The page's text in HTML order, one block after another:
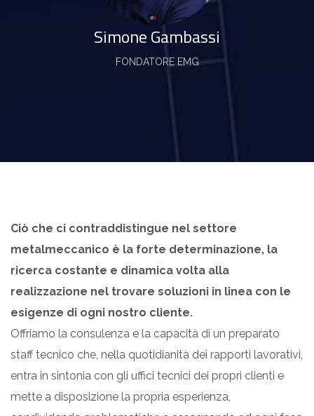
Simone Gambassi
FONDATORE EMG
Ciò che ci contraddistingue nel settore
metalmeccanico è la forte determinazione, la
ricerca costante e dinamica volta alla
realizzazione nel trovare soluzioni in linea con le
esigenze di ogni nostro cliente.
Offriamo la consulenza e la capacità di un preparato
staff tecnico che, nella quotidianità dei rapporti lavorativi,
entra in sintonia con gli uffici tecnici dei propri clienti e
mette a disposizione la propria esperienza,